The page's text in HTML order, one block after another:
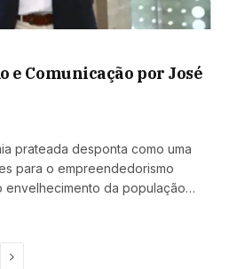
e Comunicação por José
prateada desponta como uma
para o empreendedorismo
envelhecimento da população…
Next